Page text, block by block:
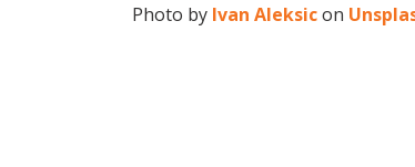
Photo by Ivan Aleksicon